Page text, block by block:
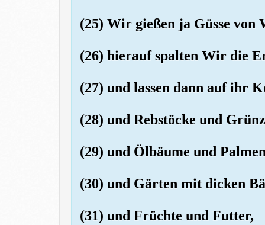
(25) Wir gießen ja Güsse von
(26) hierauf spalten Wir die
(27) und lassen dann auf ihr
(28) und Rebstöcke und
(29) und Ölbäume und
(30) und Gärten mit dicken
(31) und Früchte und Futter,